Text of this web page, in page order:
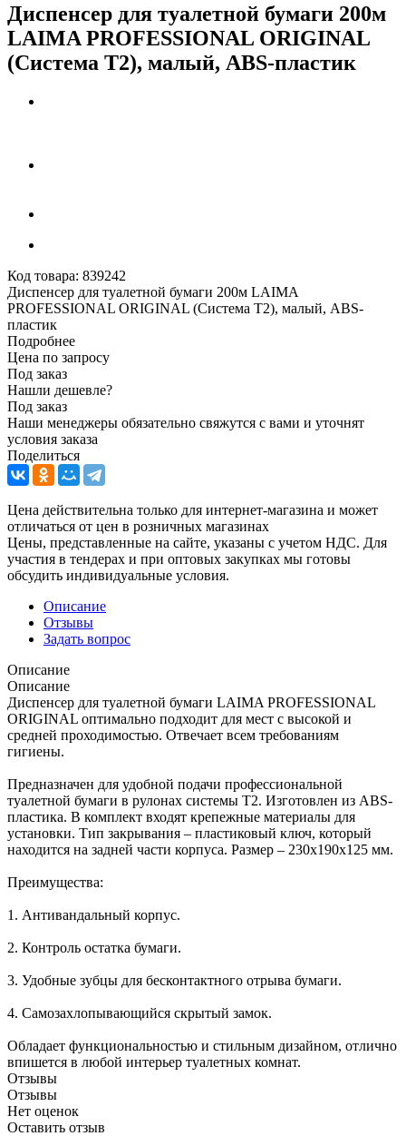
Диспенсер для туалетной бумаги 200м
LAIMA PROFESSIONAL ORIGINAL
(Система T2), малый, АBS-пластик
Код товара: 839242
Диспенсер для туалетной бумаги 200м LAIMA
PROFESSIONAL ORIGINAL (Система T2), малый, АBS-
пластик
Подробнее
Цена по запросу
Под заказ
Нашли дешевле?
Под заказ
Наши менеджеры обязательно свяжутся с вами и уточнят
условия заказа
Поделиться
Цена действительна только для интернет-магазина и может
отличаться от цен в розничных магазинах
Цены, представленные на сайте, указаны с учетом НДС. Для
участия в тендерах и при оптовых закупках мы готовы
обсудить индивидуальные условия.
Описание
Отзывы
Задать вопрос
Описание
Описание
Диспенсер для туалетной бумаги LAIMA PROFESSIONAL
ORIGINAL оптимально подходит для мест с высокой и
средней проходимостью. Отвечает всем требованиям
гигиены.
Предназначен для удобной подачи профессиональной
туалетной бумаги в рулонах системы Т2. Изготовлен из ABS-
пластика. В комплект входят крепежные материалы для
установки. Тип закрывания – пластиковый ключ, который
находится на задней части корпуса. Размер – 230х190х125 мм.
Преимущества:
1. Антивандальный корпус.
2. Контроль остатка бумаги.
3. Удобные зубцы для бесконтактного отрыва бумаги.
4. Самозахлопывающийся скрытый замок.
Обладает функциональностью и стильным дизайном, отлично
впишется в любой интерьер туалетных комнат.
Отзывы
Отзывы
Нет оценок
Оставить отзыв